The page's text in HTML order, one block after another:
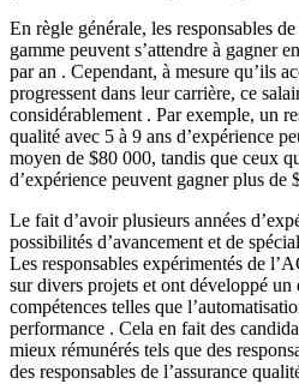
En règle générale, les responsables
gamme peuvent s’attendre à gagner
par an . Cependant, à mesure qu’ils
progressent dans leur carrière, ce
considérablement . Par exemple, un
qualité avec 5 à 9 ans d’expérience
moyen de $80 000, tandis que ceux
d’expérience peuvent gagner plus de
Le fait d’avoir plusieurs années
possibilités d’avancement et de
Les responsables expérimentés de
sur divers projets et ont développé
compétences telles que
performance . Cela en fait des
mieux rémunérés tels que des
des responsables de l’assurance